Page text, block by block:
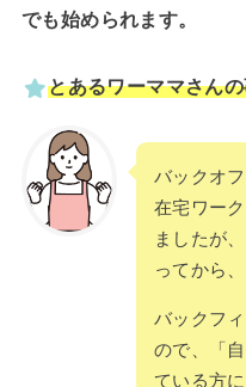
でも始められます。
とあるワーママさん
バックオ
在宅ワー
ましたが
ってから
バックフ
ので、「
ている方